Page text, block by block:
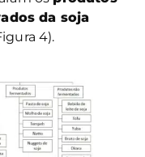
da soja
4).